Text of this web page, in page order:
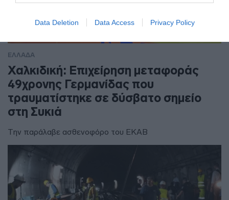
Data Deletion Data Access Privacy Policy
ΕΛΛΑΔΑ
Χαλκιδική: Επιχείρηση μεταφοράς
49χρονης Γερμανίδας που
τραυματίστηκε σε δύσβατο σημείο
στη Συκιά
Την παράλαβε ασθενοφόρο του ΕΚΑΒ